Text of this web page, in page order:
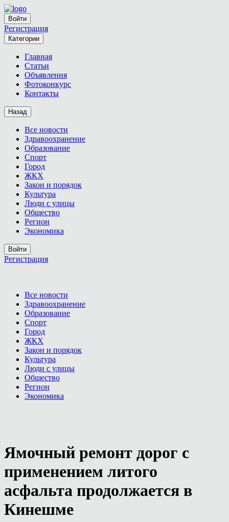
Войти
Регистрация
Категории
Главная
Статьи
Объявления
Фотоконкурс
Контакты
Назад
Все новости
Здравоохранение
Образование
Спорт
Город
ЖКХ
Закон и порядок
Культура
Люди с улицы
Общество
Регион
Экономика
Войти
Регистрация
Все новости
Здравоохранение
Образование
Спорт
Город
ЖКХ
Закон и порядок
Культура
Люди с улицы
Общество
Регион
Экономика
Ямочный ремонт дорог с
применением литого
асфальта продолжается в
Кинешме